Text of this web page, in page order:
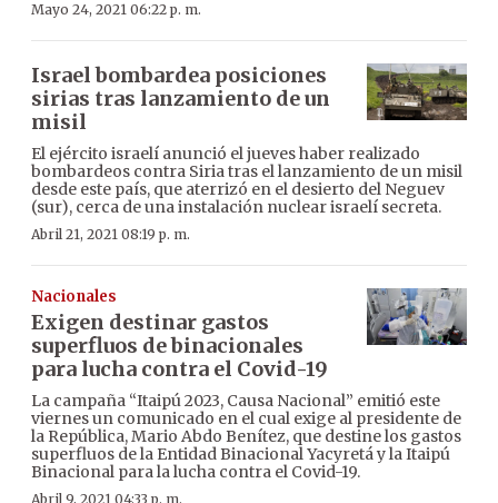
Mayo 24, 2021 06:22 p. m.
Israel bombardea posiciones
sirias tras lanzamiento de un
misil
El ejército israelí anunció el jueves haber realizado
bombardeos contra Siria tras el lanzamiento de un misil
desde este país, que aterrizó en el desierto del Neguev
(sur), cerca de una instalación nuclear israelí secreta.
Abril 21, 2021 08:19 p. m.
Nacionales
Exigen destinar gastos
superfluos de binacionales
para lucha contra el Covid-19
La campaña “Itaipú 2023, Causa Nacional” emitió este
viernes un comunicado en el cual exige al presidente de
la República, Mario Abdo Benítez, que destine los gastos
superfluos de la Entidad Binacional Yacyretá y la Itaipú
Binacional para la lucha contra el Covid-19.
Abril 9, 2021 04:33 p. m.